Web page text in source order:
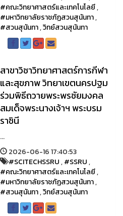
#คณะวิทยาศาสตร์และเทคโนโลยี,
#มหาวิทยาลัยราชภัฏสวนสุนันทา,
#สวนสุนันทา,วิทย์สวนสุนันทา
สาขาวิชาวิทยาศาสตร์การกีฬา
และสุขภาพ วิทยาเขตนครปฐม
ร่วมพิธีถวายพระพรชัยมงคล
สมเด็จพระนางเจ้าฯ พระบรม
ราชินี
...
2026-06-16 17:40:53
#SCITECHSSRU,#SSRU,
#คณะวิทยาศาสตร์และเทคโนโลยี,
#มหาวิทยาลัยราชภัฏสวนสุนันทา,
#สวนสุนันทา,วิทย์สวนสุนันทา